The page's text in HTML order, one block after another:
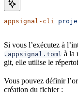
appsignal-cli
Si vous l’exécutez à
.appsignal.toml à la
git, elle utilise le
Vous pouvez définir
création du fichier :